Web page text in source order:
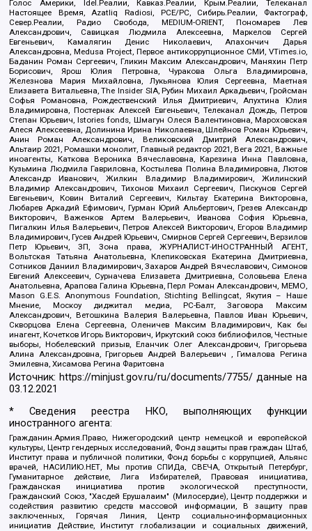
Голос Америки, Idel.Реалии, Кавказ.Реалии, Крым.Реалии, Телеканал
Настоящее Время, Azatliq Radiosi, PCE/PC, Сибирь.Реалии, Фактограф,
Север.Реалии, Радио Свобода, MEDIUM-ORIENT, Пономарев Лев
Александрович, Савицкая Людмила Алексеевна, Маркелов Сергей
Евгеньевич, Камалягин Денис Николаевич, Апахончич Дарья
Александровна, Medusa Project, Первое антикоррупционное СМИ, VTimes.io,
Баданин Роман Сергеевич, Гликин Максим Александрович, Маняхин Петр
Борисович, Ярош Юлия Петровна, Чуракова Ольга Владимировна,
Железнова Мария Михайловна, Лукьянова Юлия Сергеевна, Маетная
Елизавета Витальевна, The Insider SIA, Рубин Михаил Аркадьевич, Гройсман
Софья Романовна, Рождественский Илья Дмитриевич, Апухтина Юлия
Владимировна, Постернак Алексей Евгеньевич, Телеканал Дождь, Петров
Степан Юрьевич, Istories fonds, Шмагун Олеся Валентиновна, Мароховская
Алеся Алексеевна, Долинина Ирина Николаевна, Шлейнов Роман Юрьевич,
Анин Роман Александрович, Великовский Дмитрий Александрович,
Альтаир 2021, Ромашки монолит, Главный редактор 2021, Вега 2021, Важные
иноагенты, Каткова Вероника Вячеславовна, Карезина Инна Павловна,
Кузьмина Людмила Гавриловна, Костылева Полина Владимировна, Лютов
Александр Иванович, Жилкин Владимир Владимирович, Жилинский
Владимир Александрович, Тихонов Михаил Сергеевич, Пискунов Сергей
Евгеньевич, Ковин Виталий Сергеевич, Кильтау Екатерина Викторовна,
Любарев Аркадий Ефимович, Гурман Юрий Альбертович, Грезев Александр
Викторович, Важенков Артем Валерьевич, Иванова София Юрьевна,
Пигалкин Илья Валерьевич, Петров Алексей Викторович, Егоров Владимир
Владимирович, Гусев Андрей Юрьевич, Смирнов Сергей Сергеевич, Верзилов
Петр Юрьевич, ЗП, Зона права, ЖУРНАЛИСТ-ИНОСТРАННЫЙ АГЕНТ,
Вольтская Татьяна Анатольевна, Клепиковская Екатерина Дмитриевна,
Сотников Даниил Владимирович, Захаров Андрей Вячеславович, Симонов
Евгений Алексеевич, Сурначева Елизавета Дмитриевна, Соловьева Елена
Анатольевна, Арапова Галина Юрьевна, Перл Роман Александрович, МЕМО,
Mason G.E.S. Anonymous Foundation, Stichting Bellingcat, Якутия – Наше
Мнение, Москоу диджитал медиа, РС-Балт, Заговора Максим
Александрович, Ветошкина Валерия Валерьевна, Павлов Иван Юрьевич,
Скворцова Елена Сергеевна, Оленичев Максим Владимирович, Как бы
инагент, Кочетков Игорь Викторович, Иркутский союз библиофилов, Честные
выборы, Нобелевский призыв, Еланчик Олег Александрович, Григорьева
Алина Александровна, Григорьев Андрей Валерьевич , Гималова Регина
Эмилевна, Хисамова Регина Фаритовна
Источник: https://minjust.gov.ru/ru/documents/7755/ данные на
03.12.2021
* Сведения реестра НКО, выполняющих функции
иностранного агента:
Гражданин.Армия.Право, Нижегородский центр немецкой и европейской
культуры, Центр гендерных исследований, Фонд защиты прав граждан Штаб,
Институт права и публичной политики, Фонд борьбы с коррупцией, Альянс
врачей, НАСИЛИЮ.НЕТ, Мы против СПИДа, СВЕЧА, Открытый Петербург,
Гуманитарное действие, Лига Избирателей, Правовая инициатива,
Гражданская инициатива против экологической преступности,
Гражданский Союз, "Хасдей Ерушалаим" (Милосердие), Центр поддержки и
содействия развитию средств массовой информации, В защиту прав
заключенных, Горячая Линия, Центр социально-информационных
инициатив Действие, Институт глобализации и социальных движений,